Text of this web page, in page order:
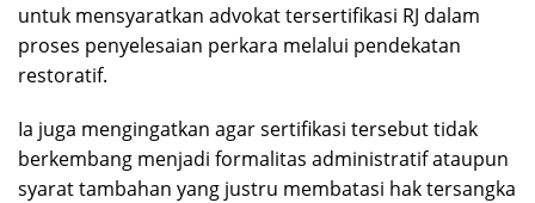
untuk mensyaratkan advokat tersertifikasi RJ dalam
proses penyelesaian perkara melalui pendekatan
restoratif.
Ia juga mengingatkan agar sertifikasi tersebut tidak
berkembang menjadi formalitas administratif ataupun
syarat tambahan yang justru membatasi hak tersangka